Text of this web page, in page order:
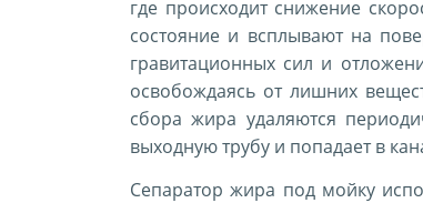
где происходит снижение
состояние и всплывают на
гравитационных сил и
освобождаясь от лишних
сбора жира удаляются
выходную трубу и попадает в
Сепаратор жира под мойку